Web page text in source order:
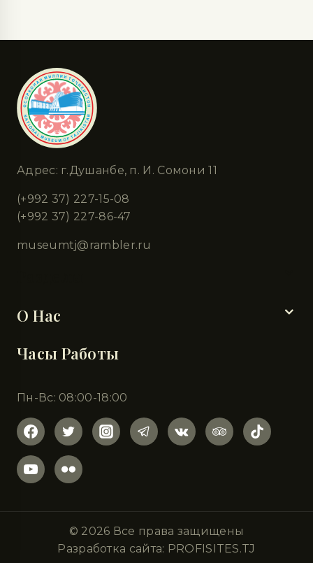
Адрес: г.Душанбе, п. И. Сомони 11
(+992 37) 227-15-08
(+992 37) 227-86-47
museumtj@rambler.ru
О Нас
Часы Работы
Пн-Вс: 08:00-18:00
© 2026 Все права защищены
Разработка сайта: PROFISITES.TJ